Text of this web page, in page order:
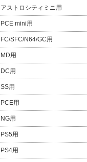
アストロシティミニ用
PCE mini用
FC/SFC/N64/GC用
MD用
DC用
SS用
PCE用
NG用
PS5用
PS4用